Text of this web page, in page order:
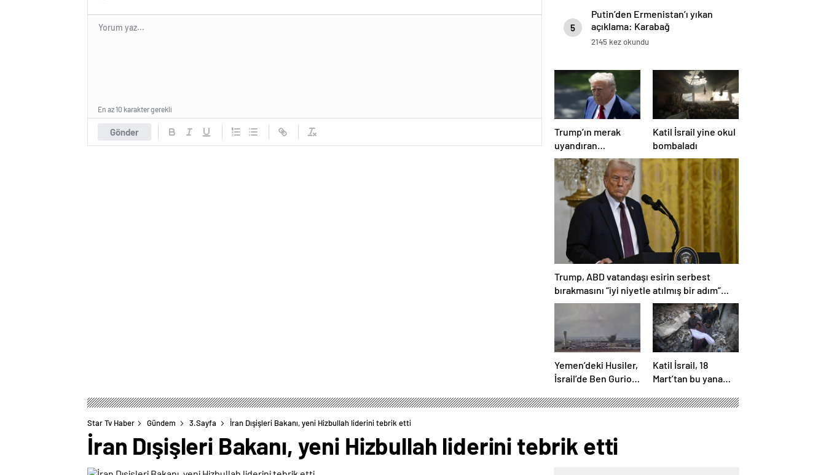
Gönder
En az 10 karakter gerekli
5
Putin’den Ermenistan’ı yıkan
açıklama: Karabağ
Azerbaycan’ın ayrılmaz bir
2145 kez okundu
Trump’ın merak
uyandıran
paylaşımının sağlık
sistemiyle ilgili
kararname olduğu
anlaşıldı
Katil İsrail yine okul
bombaladı
Trump, ABD vatandaşı esirin serbest
bırakmasını “iyi niyetle atılmış bir adım”
olarak değerlendirdi
Yemen’deki Husiler,
İsrail’de Ben Gurion
Katil İsrail, 18
Mart’tan bu yana
hayattan kopardı
Star Tv Haber Gündem 3.Sayfa İran Dışişleri Bakanı, yeni Hizbullah liderini tebrik etti
İran Dışişleri Bakanı, yeni Hizbullah liderini tebrik etti